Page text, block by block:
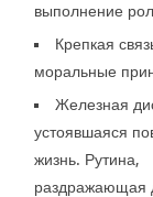
выполнение
Крепкая
моральные
Железная
устоявшаяся
жизнь. Рутина,
раздражающая